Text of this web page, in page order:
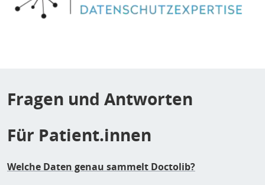
Fragen und Antworten
Für Patient.innen
Welche Daten genau sammelt Doctolib?